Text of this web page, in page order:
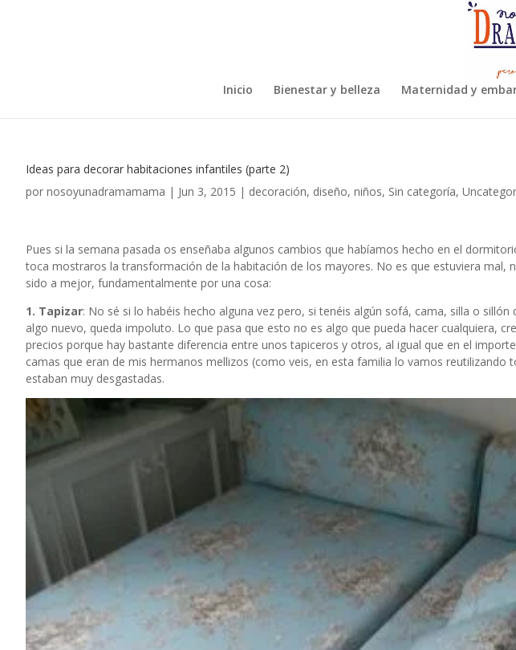
Inicio Bienestar y belleza Maternidad y
Ideas para decorar habitaciones infantiles (parte 2)
por nosoyunadramamama | Jun 3, 2015 | decoración, diseño, niños, Sin categoría,
Pues si la semana pasada os enseñaba algunos cambios que habíamos hecho en el
toca mostraros la transformación de la habitación de los mayores. No es que estuviera mal,
sido a mejor, fundamentalmente por una cosa:
1. Tapizar: No sé si lo habéis hecho alguna vez pero, si tenéis algún sofá, cama, silla o
algo nuevo, queda impoluto. Lo que pasa que esto no es algo que pueda hacer cualquiera,
precios porque hay bastante diferencia entre unos tapiceros y otros, al igual que en el
camas que eran de mis hermanos mellizos (como veis, en esta familia lo vamos
estaban muy desgastadas.